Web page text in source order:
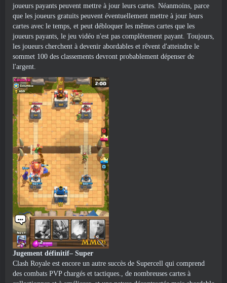
joueurs payants peuvent mettre à jour leurs cartes. Néanmoins, parce
que les joueurs gratuits peuvent éventuellement mettre à jour leurs
cartes avec le temps, et peut débloquer les mêmes cartes que les
joueurs payants, le jeu vidéo n'est pas complètement payant. Toujours,
les joueurs cherchent à devenir abordables et rêvent d'atteindre le
sommet 100 des classements devront probablement dépenser de
l'argent.
Jugement définitif– Super
Clash Royale est encore un autre succès de Supercell qui comprend
des combats PVP chargés et tactiques., de nombreuses cartes à